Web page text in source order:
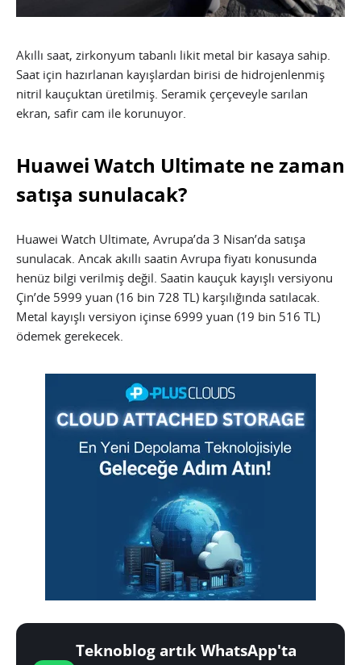
Akıllı saat, zirkonyum tabanlı likit metal bir kasaya sahip.
Saat için hazırlanan kayışlardan birisi de hidrojenlenmiş
nitril kauçuktan üretilmiş. Seramik çerçeveyle sarılan
ekran, safir cam ile korunuyor.
Huawei Watch Ultimate ne zaman
satışa sunulacak?
Huawei Watch Ultimate, Avrupa’da 3 Nisan’da satışa
sunulacak. Ancak akıllı saatin Avrupa fiyatı konusunda
henüz bilgi verilmiş değil. Saatin kauçuk kayışlı versiyonu
Çin’de 5999 yuan (16 bin 728 TL) karşılığında satılacak.
Metal kayışlı versiyon içinse 6999 yuan (19 bin 516 TL)
ödemek gerekecek.
Teknoblog artık WhatsApp'ta